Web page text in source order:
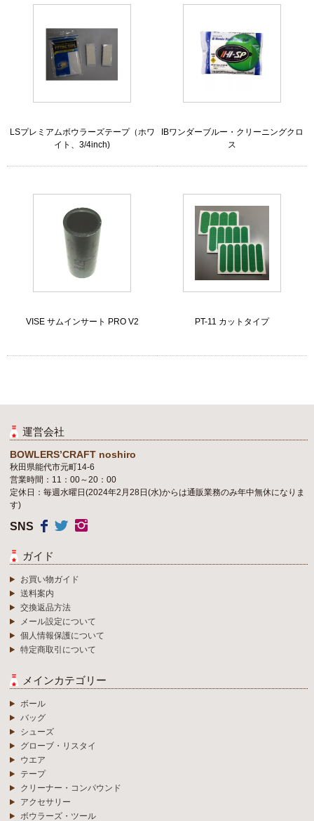
LSプレミアムボウラーズテープ（ホワ
イト、3/4inch)
IBワンダーブルー・クリーニングクロ
ス
VISE サムインサート PRO V2 PT-11 カットタイプ
運営会社
BOWLERS’CRAFT noshiro
秋田県能代市元町14-6
営業時間：11：00～20：00
定休日：毎週水曜日(2024年2月28日(水)からは通販業務のみ年中無休になりま
す)
SNS
ガイド
お買い物ガイド
送料案内
交換返品方法
メール設定について
個人情報保護について
特定商取引について
メインカテゴリー
ボール
バッグ
シューズ
グローブ・リスタイ
ウエア
テープ
クリーナー・コンパウンド
アクセサリー
ボウラーズ・ツール